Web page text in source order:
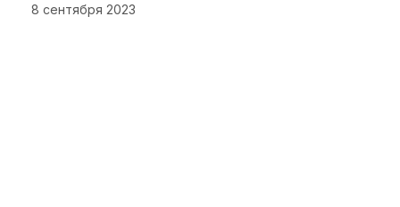
8 сентября 2023